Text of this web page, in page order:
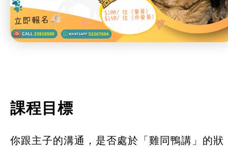
課程目標
你跟主子的溝通，是否處於「雞同鴨講」的狀